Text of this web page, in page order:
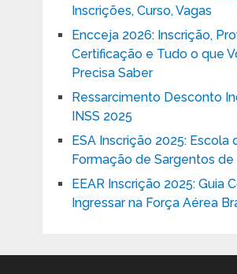
Inscrições, Curso, Vagas
Encceja 2026: Inscrição,
Certificação e Tudo o que
Precisa Saber
Ressarcimento Desconto
INSS 2025
ESA Inscrição 2025: Escola
Formação de Sargentos de
EEAR Inscrição 2025: Guia
Ingressar na Força Aérea